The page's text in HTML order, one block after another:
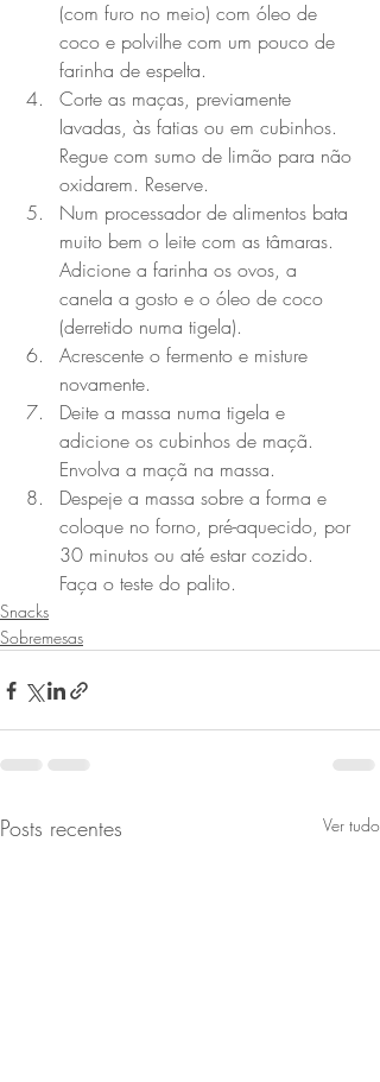
(com furo no meio) com óleo de
coco e polvilhe com um pouco de
farinha de espelta.
Corte as maças, previamente
lavadas, às fatias ou em cubinhos.
Regue com sumo de limão para não
oxidarem. Reserve.
Num processador de alimentos bata
muito bem o leite com as tâmaras.
Adicione a farinha os ovos, a
canela a gosto e o óleo de coco
(derretido numa tigela).
Acrescente o fermento e misture
novamente.
Deite a massa numa tigela e
adicione os cubinhos de maçã.
Envolva a maçã na massa.
Despeje a massa sobre a forma e
coloque no forno, pré-aquecido, por
30 minutos ou até estar cozido.
Faça o teste do palito.
Snacks
Sobremesas
Posts recentes Ver tudo